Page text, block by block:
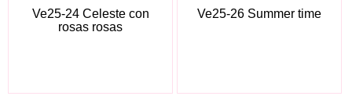
Ve25-24 Celeste con
rosas rosas
Ve25-26 Summer time